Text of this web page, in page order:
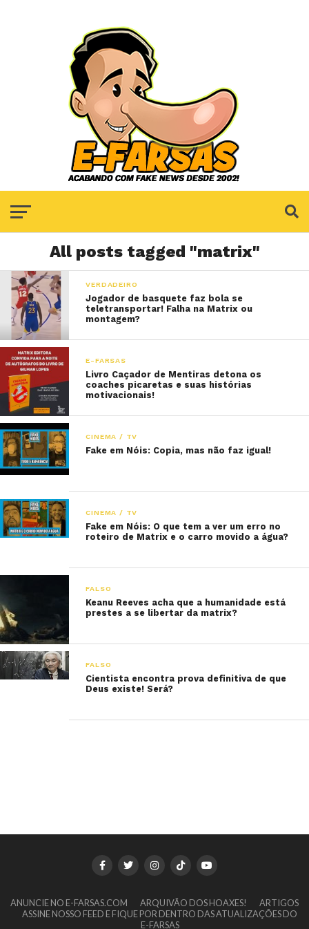
All posts tagged "matrix"
VERDADEIRO
Jogador de basquete faz bola se
teletransportar! Falha na Matrix ou
montagem?
E-FARSAS
Livro Caçador de Mentiras detona os
coaches picaretas e suas histórias
motivacionais!
CINEMA / TV
Fake em Nóis: Copia, mas não faz igual!
CINEMA / TV
Fake em Nóis: O que tem a ver um erro no
roteiro de Matrix e o carro movido a água?
FALSO
Keanu Reeves acha que a humanidade está
prestes a se libertar da matrix?
FALSO
Cientista encontra prova definitiva de que
Deus existe! Será?
ANUNCIE NO E-FARSAS.COM ARQUIVÃO DOS HOAXES!
ARTIGOS
ASSINE NOSSO FEED E FIQUE POR DENTRO DAS ATUALIZAÇÕES DO
E-FARSAS